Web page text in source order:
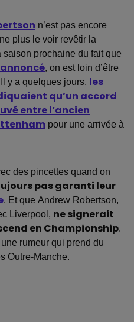
n’est pas encore
plus le voir revêtir la
prochaine du fait que
, on est loin d’être
y a quelques jours, les
qu’un accord
entre l’ancien
pour une arrivée à
des pincettes quand on
pas garanti leur
. Et que Andrew Robertson,
Liverpool, ne signerait
en Championship.
rumeur qui prend du
Outre-Manche.